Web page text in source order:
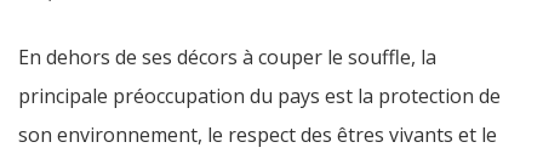
En dehors de ses décors à couper le souffle, la
principale préoccupation du pays est la protection de
son environnement, le respect des êtres vivants et le